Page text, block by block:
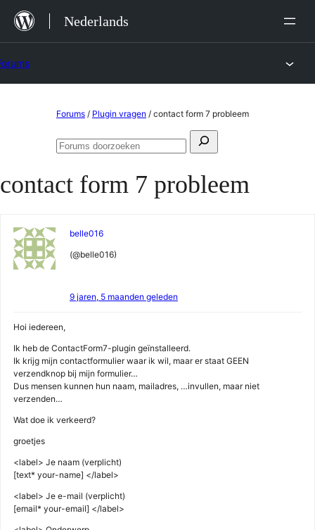
naar
Nederlands
Forums / Plugin vragen / contact form 7 probleem
Zoeken
Forums
contact form 7 probleem
belle016
(@belle016)
9 jaren, 5 maanden geleden
Hoi iedereen,
Ik heb de ContactForm7-plugin geïnstalleerd.
Ik krijg mijn contactformulier waar ik wil, maar er staat GEEN
verzendknop bij mijn formulier…
Dus mensen kunnen hun naam, mailadres, …invullen, maar niet
verzenden…
Wat doe ik verkeerd?
groetjes
<label> Je naam (verplicht)
[text* your-name] </label>
<label> Je e-mail (verplicht)
[email* your-email] </label>